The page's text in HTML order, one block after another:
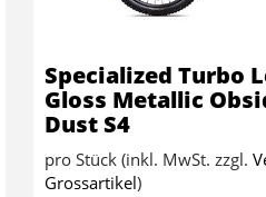
Specialized Turbo
Gloss Metallic
Dust S4
pro Stück (inkl. MwSt. zzgl.
Grossartikel)